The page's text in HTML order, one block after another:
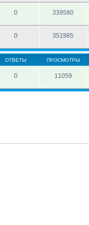
0 339580
0 351985
ОТВЕТЫ ПРОСМОТРЫ
0 11059